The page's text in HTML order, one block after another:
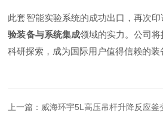
此套智能实验系统的成功出口，再次
验装备与系统集成领域的实力。公司
科研探索，成为国际用户值得信赖的装
上一篇： 威海环宇5L高压吊杆升降反应釜交付东营，